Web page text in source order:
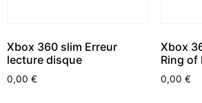
Xbox 360 slim Erreur
lecture disque
0,00 €
Xbox
Ring of
0,00 €